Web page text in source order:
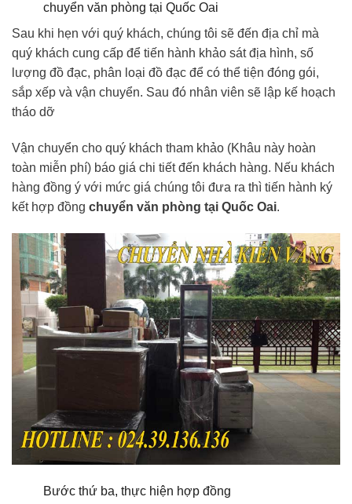
chuyển văn phòng tại Quốc Oai
Sau khi hẹn với quý khách, chúng tôi sẽ đến địa chỉ mà
quý khách cung cấp để tiến hành khảo sát địa hình, số
lượng đồ đạc, phân loại đồ đạc để có thể tiện đóng gói,
sắp xếp và vận chuyển. Sau đó nhân viên sẽ lập kế hoạch
tháo dỡ
Vận chuyển cho quý khách tham khảo (Khâu này hoàn
toàn miễn phí) báo giá chi tiết đến khách hàng. Nếu khách
hàng đồng ý với mức giá chúng tôi đưa ra thì tiến hành ký
kết hợp đồng chuyển văn phòng tại Quốc Oai.
Bước thứ ba, thực hiện hợp đồng